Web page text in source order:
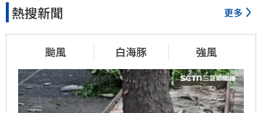
熱搜新聞 更多
颱風 白海豚 強風